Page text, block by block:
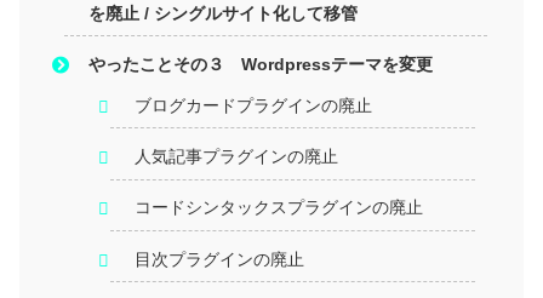
を廃止 / シングルサイト化して移管
やったことその３ Wordpressテーマを変更
ブログカードプラグインの廃止
人気記事プラグインの廃止
コードシンタックスプラグインの廃止
目次プラグインの廃止